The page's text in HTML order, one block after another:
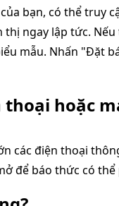
bạn, có thể truy
ngay lập tức.
mẫu. Nhấn "Đặt
hoặc
các điện thoại
để báo thức có